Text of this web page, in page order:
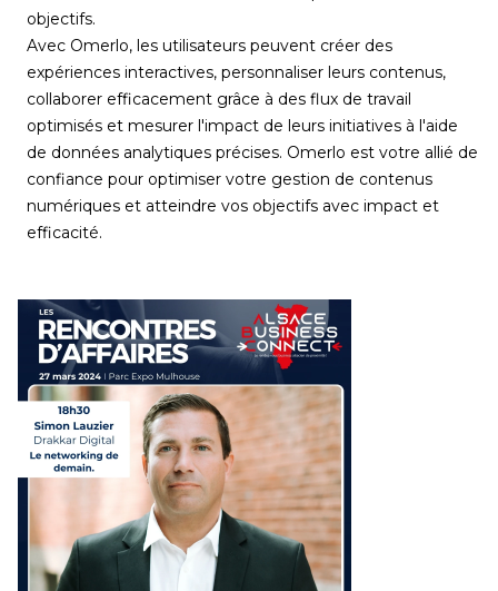
objectifs.
Avec Omerlo, les utilisateurs peuvent créer des
expériences interactives, personnaliser leurs contenus,
collaborer efficacement grâce à des flux de travail
optimisés et mesurer l'impact de leurs initiatives à l'aide
de données analytiques précises. Omerlo est votre allié de
confiance pour optimiser votre gestion de contenus
numériques et atteindre vos objectifs avec impact et
efficacité.